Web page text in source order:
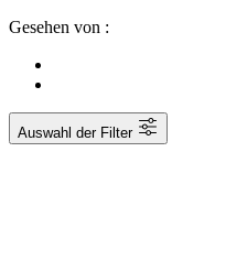
Gesehen von :
Auswahl der Filter